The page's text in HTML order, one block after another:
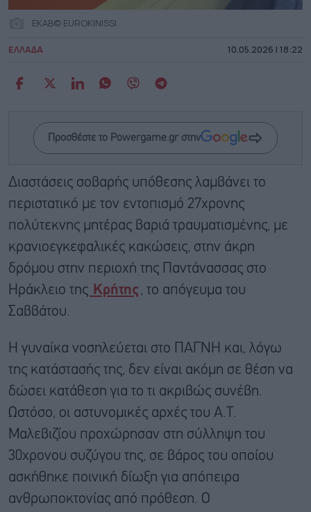
ΕΚΑΒ© EUROKINISSI
ΕΛΛΑΔΑ 10.05.2026 | 18:22
Προσθέστε το Powergame.gr στην
Διαστάσεις σοβαρής υπόθεσης λαμβάνει το
περιστατικό με τον εντοπισμό 27χρονης
πολύτεκνης μητέρας βαριά τραυματισμένης, με
κρανιοεγκεφαλικές κακώσεις, στην άκρη
δρόμου στην περιοχή της Παντάνασσας στο
Ηράκλειο της Κρήτης , το απόγευμα του
Σαββάτου.
Η γυναίκα νοσηλεύεται στο ΠΑΓΝΗ και, λόγω
της κατάστασής της, δεν είναι ακόμη σε θέση να
δώσει κατάθεση για το τι ακριβώς συνέβη.
Ωστόσο, οι αστυνομικές αρχές του Α.Τ.
Μαλεβιζίου προχώρησαν στη σύλληψη του
30χρονου συζύγου της, σε βάρος του οποίου
ασκήθηκε ποινική δίωξη για απόπειρα
ανθρωποκτονίας από πρόθεση. Ο